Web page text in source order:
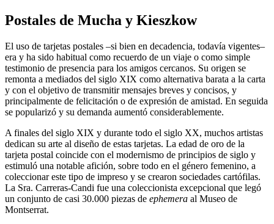
Postales de Mucha y Kieszkow
El uso de tarjetas postales –si bien en decadencia, todavía vigentes–
era y ha sido habitual como recuerdo de un viaje o como simple
testimonio de presencia para los amigos cercanos. Su origen se
remonta a mediados del siglo XIX como alternativa barata a la carta
y con el objetivo de transmitir mensajes breves y concisos, y
principalmente de felicitación o de expresión de amistad. En seguida
se popularizó y su demanda aumentó considerablemente.
A finales del siglo XIX y durante todo el siglo XX, muchos artistas
dedican su arte al diseño de estas tarjetas. La edad de oro de la
tarjeta postal coincide con el modernismo de principios de siglo y
estimuló una notable afición, sobre todo en el género femenino, a
coleccionar este tipo de impreso y se crearon sociedades cartófilas.
La Sra. Carreras-Candi fue una coleccionista excepcional que legó
un conjunto de casi 30.000 piezas de ephemera al Museo de
Montserrat.